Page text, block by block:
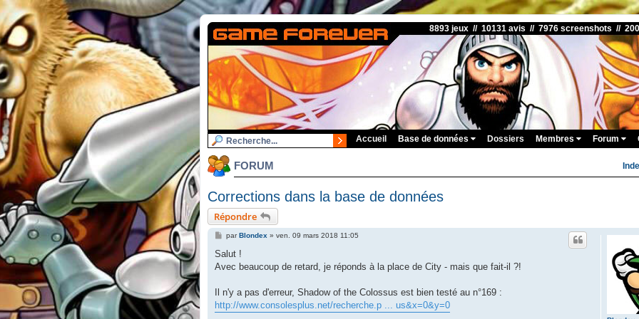
8893 jeux // 10131 avis // 7976 screenshots //
Accueil Base de données Dossiers Membres Forum
FORUM
Corrections dans la base de données
Répondre
M
s
a
parBlondex » ven. 09 mars 2018 11:05
Salut !
Avec beaucoup de retard, je réponds à la place de City - mais que fait-il ?!
Il n'y a pas d'erreur, Shadow of the Colossus est bien testé au n°169 :
http://www.consolesplus.net/recherche.p ... us&x=0&y=0